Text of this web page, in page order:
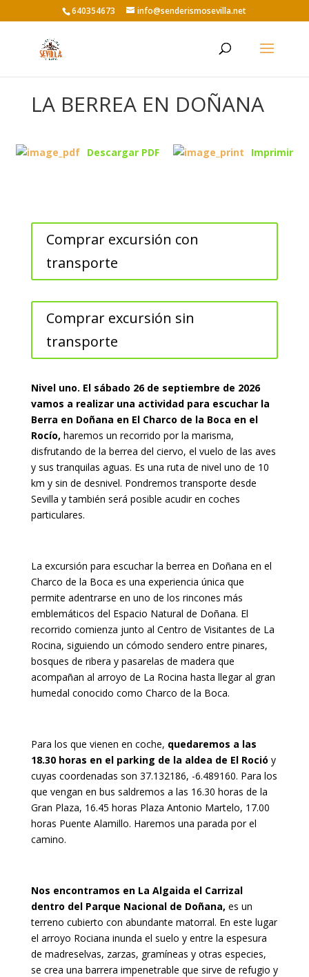
640354673 info@senderismosevilla.net
LA BERREA EN DOÑANA
Descargar PDF Imprimir
Comprar excursión con
transporte
Comprar excursión sin
transporte
Nivel uno. El sábado 26 de septiembre de 2026
vamos a realizar una actividad para escuchar la
Berra en Doñana en El Charco de la Boca en el
Rocío, haremos un recorrido por la marisma,
disfrutando de la berrea del ciervo, el vuelo de las aves
y sus tranquilas aguas. Es una ruta de nivel uno de 10
km y sin de desnivel. Pondremos transporte desde
Sevilla y también será posible acudir en coches
particulares.
La excursión para escuchar la berrea en Doñana en el
Charco de la Boca es una experiencia única que
permite adentrarse en uno de los rincones más
emblemáticos del Espacio Natural de Doñana. El
recorrido comienza junto al Centro de Visitantes de La
Rocina, siguiendo un cómodo sendero entre pinares,
bosques de ribera y pasarelas de madera que
acompañan al arroyo de La Rocina hasta llegar al gran
humedal conocido como Charco de la Boca.
Para los que vienen en coche, quedaremos a las
18.30 horas en el parking de la aldea de El Roció y
cuyas coordenadas son 37.132186, -6.489160. Para los
que vengan en bus saldremos a las 16.30 horas de la
Gran Plaza, 16.45 horas Plaza Antonio Martelo, 17.00
horas Puente Alamillo. Haremos una parada por el
camino.
Nos encontramos en La Algaida el Carrizal
dentro del Parque Nacional de Doñana, es un
terreno cubierto con abundante matorral. En este lugar
el arroyo Rociana inunda el suelo y entre la espesura
de madreselvas, zarzas, gramíneas y otras especies,
se crea una barrera impenetrable que sirve de refugio y